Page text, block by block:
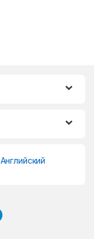
Английский